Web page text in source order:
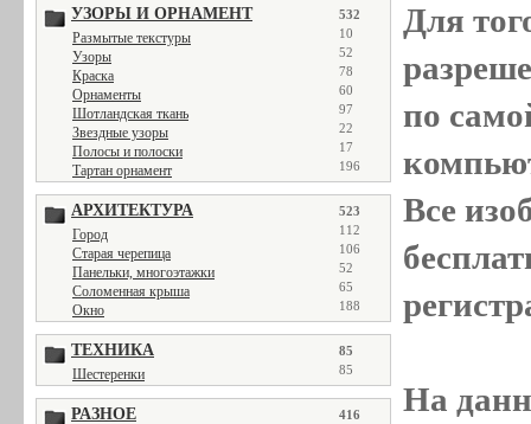
УЗОРЫ И ОРНАМЕНТ 532
Размытые текстуры 10
Узоры 52
Краска 78
Орнаменты 60
Шотландская ткань 97
Звездные узоры 22
Полосы и полоски 17
Тартан орнамент 196
АРХИТЕКТУРА 523
Город 112
Старая черепица 106
Панельки, многоэтажки 52
Соломенная крыша 65
Окно 188
ТЕХНИКА 85
Шестеренки 85
РАЗНОЕ 416
Для
по
Все
На